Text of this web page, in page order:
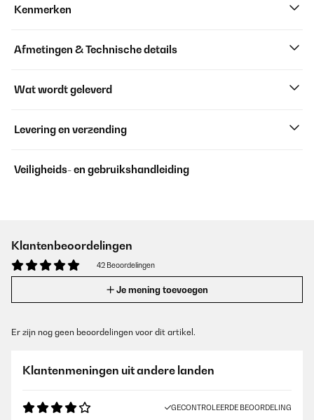
Kenmerken
Afmetingen & Technische details
Wat wordt geleverd
Levering en verzending
Veiligheids- en gebruikshandleiding
Klantenbeoordelingen
42 Beoordelingen
Je mening toevoegen
Er zijn nog geen beoordelingen voor dit artikel.
Klantenmeningen uit andere landen
GECONTROLEERDE BEOORDELING